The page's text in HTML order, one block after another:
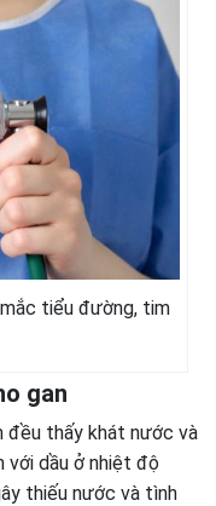
tiểu đường, tim
gan
đều thấy khát nước và
với dầu ở nhiệt độ
thiếu nước và tình